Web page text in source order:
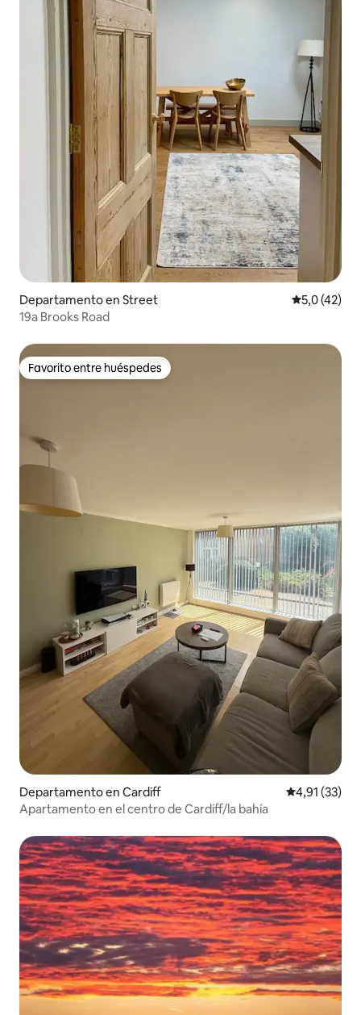
Departamento en Street Calificación
5,0 (42)
19a Brooks Road
Favorito entre huéspedes
Favorito entre huéspedes
Departamento en Cardiff Calificación
4,91 (33)
Apartamento en el centro de Cardiff/la bahía